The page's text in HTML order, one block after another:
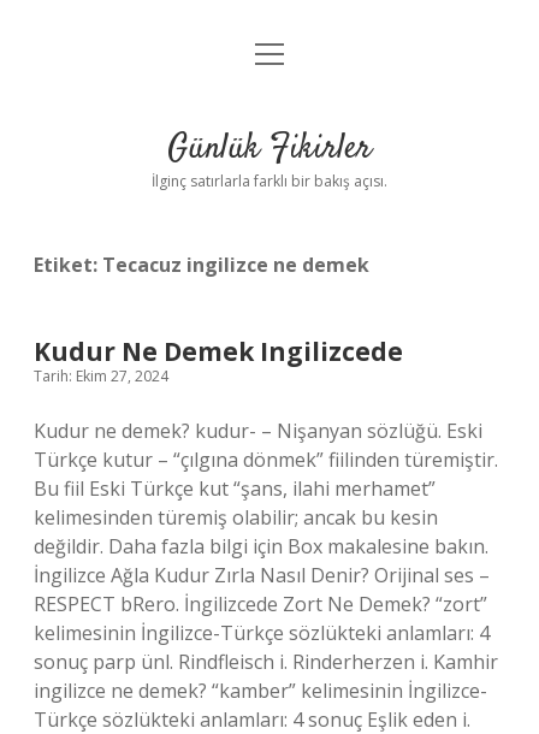
Anasayfa
Yasal Uyarı
menüyü
Günlük Fikirler
İlginç satırlarla farklı bir bakış açısı.
Etiket: Tecacuz ingilizce ne demek
Kudur Ne Demek Ingilizcede
Tarih: Ekim 27, 2024
Kudur ne demek? kudur- – Nişanyan sözlüğü. Eski
Türkçe kutur – “çılgına dönmek” fiilinden türemiştir.
Bu fiil Eski Türkçe kut “şans, ilahi merhamet”
kelimesinden türemiş olabilir; ancak bu kesin
değildir. Daha fazla bilgi için Box makalesine bakın.
İngilizce Ağla Kudur Zırla Nasıl Denir? Orijinal ses –
RESPECT bRero. İngilizcede Zort Ne Demek? “zort”
kelimesinin İngilizce-Türkçe sözlükteki anlamları: 4
sonuç parp ünl. Rindfleisch i. Rinderherzen i. Kamhir
ingilizce ne demek? “kamber” kelimesinin İngilizce-
Türkçe sözlükteki anlamları: 4 sonuç Eşlik eden i.